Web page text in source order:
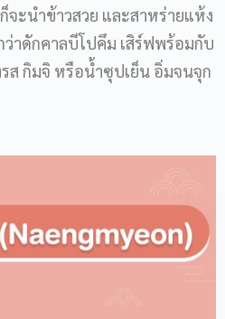
จะนำข้าวสวย และสาหร่ายแห้ง
ว่าดักคาลบีโปคึม เสิร์ฟพร้อมกับ
รส กิมจิ หรือน้ำซุปเย็น อิ่มจนจุก